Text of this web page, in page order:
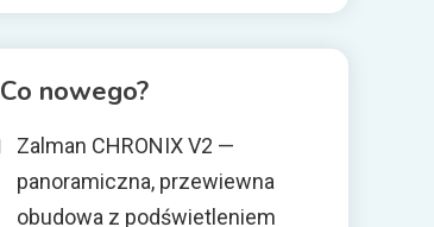
Co nowego?
Zalman CHRONIX V2 —
panoramiczna, przewiewna
obudowa z podświetleniem